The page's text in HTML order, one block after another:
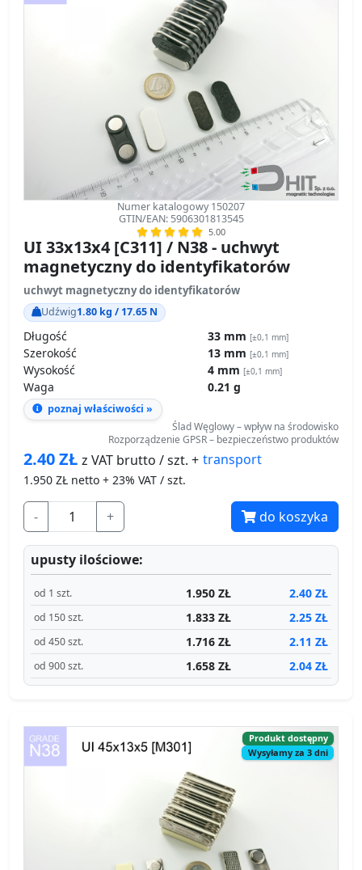
Numer katalogowy 150207
GTIN/EAN: 5906301813545
5.00
UI 33x13x4 [C311] / N38 - uchwyt
magnetyczny do identyfikatorów
uchwyt magnetyczny do identyfikatorów
Udźwig1.80 kg / 17.65 N
Długość 33 mm [±0,1 mm]
Szerokość 13 mm [±0,1 mm]
Wysokość 4 mm [±0,1 mm]
Waga 0.21 g
poznaj właściwości »
Ślad Węglowy – wpływ na środowisko
Rozporządzenie GPSR – bezpieczeństwo produktów
2.40ZŁ z VAT brutto / szt. + transport
1.950 ZŁ netto + 23% VAT / szt.
- + do koszyka
upusty ilościowe:
od 1 szt. 1.950 ZŁ 2.40 ZŁ
od 150 szt. 1.833 ZŁ 2.25 ZŁ
od 450 szt. 1.716 ZŁ 2.11 ZŁ
od 900 szt. 1.658 ZŁ 2.04 ZŁ
Produkt dostępny
Wysyłamy za 3 dni